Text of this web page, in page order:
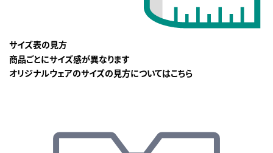
サイズ表の見方
商品ごとにサイズ感が異なります
オリジナルウェアのサイズの見方についてはこちら